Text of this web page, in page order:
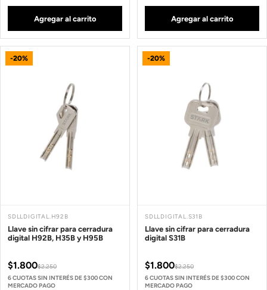
Agregar al carrito Agregar al carrito
-20%
SDLLDIGITAL.H92B
Llave sin cifrar para cerradura
digital H92B, H35B y H95B
$1.800$2.250
6 CUOTAS SIN INTERÉS DE $300 CON
MERCADO PAGO
-20%
SDLLDIGITAL.S31B
Llave sin cifrar para cerradura
digital S31B
$1.800$2.250
6 CUOTAS SIN INTERÉS DE $300 CON
MERCADO PAGO